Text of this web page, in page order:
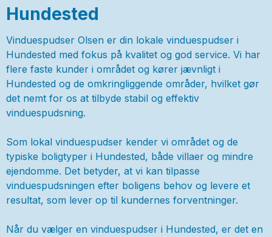
Hundested
Vinduespudser Olsen er din lokale vinduespudser i
Hundested med fokus på kvalitet og god service. Vi har
flere faste kunder i området og kører jævnligt i
Hundested og de omkringliggende områder, hvilket gør
det nemt for os at tilbyde stabil og effektiv
vinduespudsning.
Som lokal vinduespudser kender vi området og de
typiske boligtyper i Hundested, både villaer og mindre
ejendomme. Det betyder, at vi kan tilpasse
vinduespudsningen efter boligens behov og levere et
resultat, som lever op til kundernes forventninger.
Når du vælger en vinduespudser i Hundested, er det en